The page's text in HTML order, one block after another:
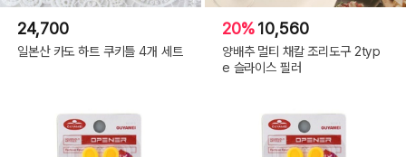
24,700
일본산 카도 하트 쿠키틀 4개 세트
20%10,560
양배추 멀티 채칼 조리도구 2typ
e 슬라이스 필러